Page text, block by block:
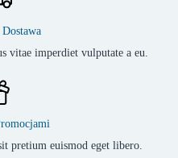
vitae imperdiet vulputate a eu.
pretium euismod eget libero.